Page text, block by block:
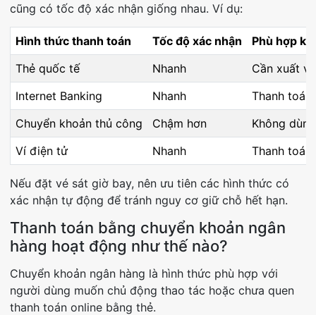
cũng có tốc độ xác nhận giống nhau. Ví dụ:
Hình thức thanh toán Tốc độ xác nhận
Phù hợp khi
Thẻ quốc tế
Nhanh
Cần xuất
Internet Banking
Nhanh
Thanh
Chuyển khoản thủ công
Chậm hơn
Không
Ví điện tử
Nhanh Thanh
Nếu đặt vé sát giờ bay, nên ưu tiên các hình thức có
xác nhận tự động để tránh nguy cơ giữ chỗ hết hạn.
Thanh toán bằng chuyển khoản ngân
hàng hoạt động như thế nào?
Chuyển khoản ngân hàng là hình thức phù hợp với
người dùng muốn chủ động thao tác hoặc chưa quen
thanh toán online bằng thẻ.